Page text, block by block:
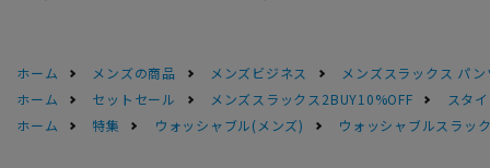
ホーム メンズの商品 メンズビジネス
メンズスラックス パン
ホーム
セットセール メンズスラックス2BUY10%OFF
スタ
ホーム
特集 ウォッシャブル(メンズ) ウォッシャブルスラッ